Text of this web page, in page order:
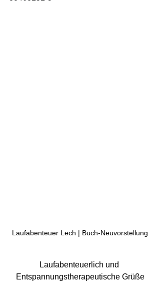
Laufabenteuer Lech | Buch-Neuvorstellung
Laufabenteuerlich und
Entspannungstherapeutische Grüße